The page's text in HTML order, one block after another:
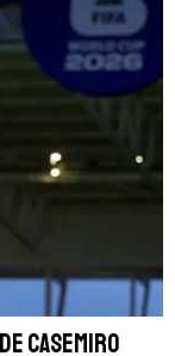
Casemiro